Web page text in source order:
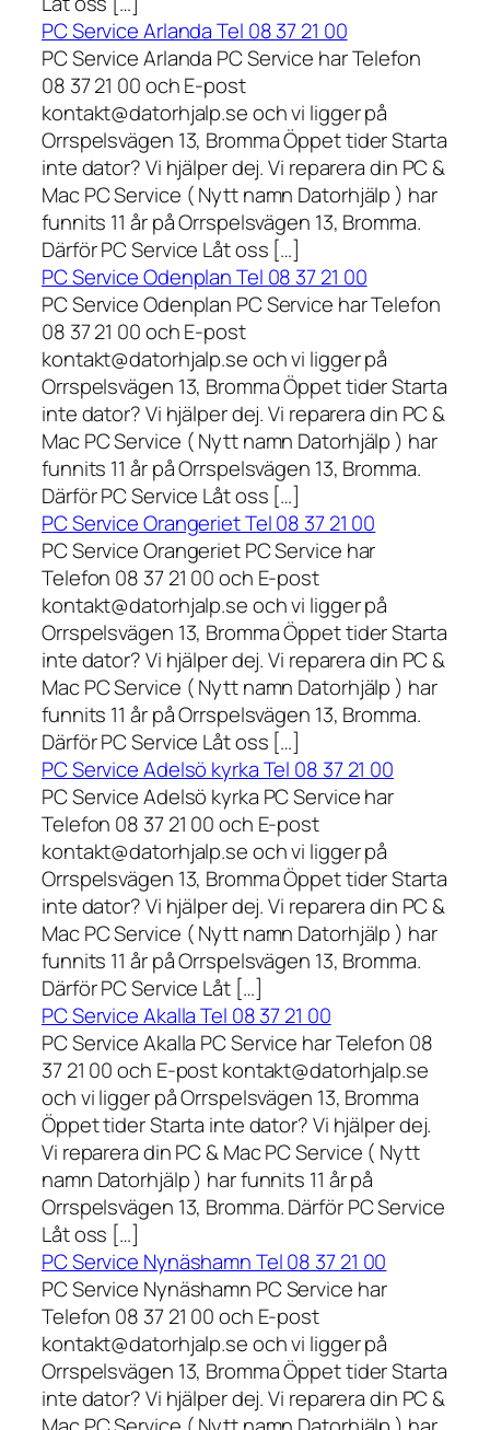
PC Service Arlanda Tel 08 37 21 00
PC Service Arlanda PC Service har Telefon
08 37 21 00 och E-post
kontakt@datorhjalp.se och vi ligger på
Orrspelsvägen 13, Bromma Öppet tider Starta
inte dator? Vi hjälper dej. Vi reparera din PC &
Mac PC Service ( Nytt namn Datorhjälp ) har
funnits 11 år på Orrspelsvägen 13, Bromma.
Därför PC Service Låt oss […]
PC Service Odenplan Tel 08 37 21 00
PC Service Odenplan PC Service har Telefon
08 37 21 00 och E-post
kontakt@datorhjalp.se och vi ligger på
Orrspelsvägen 13, Bromma Öppet tider Starta
inte dator? Vi hjälper dej. Vi reparera din PC &
Mac PC Service ( Nytt namn Datorhjälp ) har
funnits 11 år på Orrspelsvägen 13, Bromma.
Därför PC Service Låt oss […]
PC Service Orangeriet Tel 08 37 21 00
PC Service Orangeriet PC Service har
Telefon 08 37 21 00 och E-post
kontakt@datorhjalp.se och vi ligger på
Orrspelsvägen 13, Bromma Öppet tider Starta
inte dator? Vi hjälper dej. Vi reparera din PC &
Mac PC Service ( Nytt namn Datorhjälp ) har
funnits 11 år på Orrspelsvägen 13, Bromma.
Därför PC Service Låt oss […]
PC Service Adelsö kyrka Tel 08 37 21 00
PC Service Adelsö kyrka PC Service har
Telefon 08 37 21 00 och E-post
kontakt@datorhjalp.se och vi ligger på
Orrspelsvägen 13, Bromma Öppet tider Starta
inte dator? Vi hjälper dej. Vi reparera din PC &
Mac PC Service ( Nytt namn Datorhjälp ) har
funnits 11 år på Orrspelsvägen 13, Bromma.
Därför PC Service Låt […]
PC Service Akalla Tel 08 37 21 00
PC Service Akalla PC Service har Telefon 08
37 21 00 och E-post kontakt@datorhjalp.se
och vi ligger på Orrspelsvägen 13, Bromma
Öppet tider Starta inte dator? Vi hjälper dej.
Vi reparera din PC & Mac PC Service ( Nytt
namn Datorhjälp ) har funnits 11 år på
Orrspelsvägen 13, Bromma. Därför PC Service
Låt oss […]
PC Service Nynäshamn Tel 08 37 21 00
PC Service Nynäshamn PC Service har
Telefon 08 37 21 00 och E-post
kontakt@datorhjalp.se och vi ligger på
Orrspelsvägen 13, Bromma Öppet tider Starta
inte dator? Vi hjälper dej. Vi reparera din PC &